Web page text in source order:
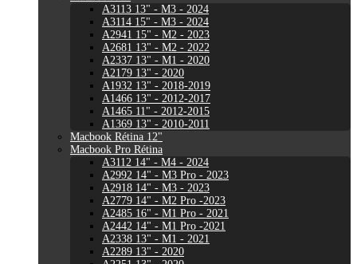
A3113 13" - M3 - 2024
A3114 15" - M3 - 2024
A2941 15" - M2 - 2023
A2681 13" - M2 - 2022
A2337 13" - M1 - 2020
A2179 13" - 2020
A1932 13" - 2018-2019
A1466 13" - 2012-2017
A1465 11" - 2012-2015
A1369 13" - 2010-2011
Macbook Rétina 12"
Macbook Pro Rétina
A3112 14" - M4 - 2024
A2992 14" - M3 Pro - 2023
A2918 14" - M3 - 2023
A2779 14" - M2 Pro -2023
A2485 16" - M1 Pro - 2021
A2442 14" - M1 Pro -2021
A2338 13" - M1 - 2021
A2289 13" - 2020